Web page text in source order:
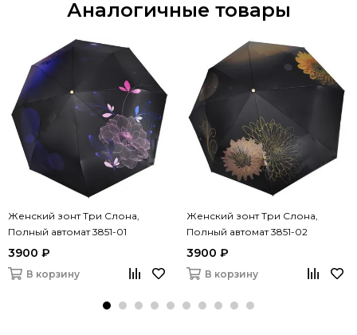
Аналогичные товары
Женский зонт Три Слона,
Полный автомат 3851-01
3900 ₽
В корзину
Женский зонт Три Слона,
Полный автомат 3851-02
3900 ₽
В корзину